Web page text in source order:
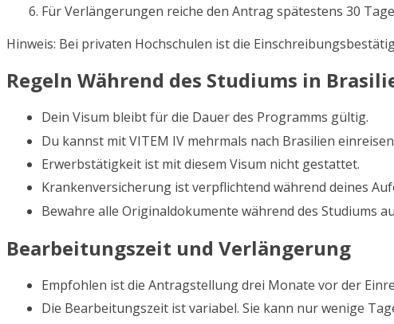
Für Verlängerungen reiche den Antrag spätestens 30
Hinweis: Bei privaten Hochschulen ist die
Regeln Während des Studiums in
Dein Visum bleibt für die Dauer des Programms gültig.
Du kannst mit VITEM IV mehrmals nach Brasilien
Erwerbstätigkeit ist mit diesem Visum nicht gestattet.
Krankenversicherung ist verpflichtend während deines
Bewahre alle Originaldokumente während des Studiums
Bearbeitungszeit und Verlängerung
Empfohlen ist die Antragstellung drei Monate vor der
Die Bearbeitungszeit ist variabel. Sie kann nur wenige